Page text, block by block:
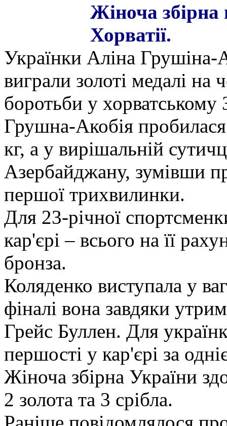
Жіноча
Хорватії.
Українки Аліна Грушіна-
виграли золоті медалі на
боротьби у хорватському
Грушна-Акобія пробилася
кг, а у вирішальній
Азербайджану, зумівши
першої трихвилинки.
Для 23-річної
кар'єрі – всього на її
бронза.
Коляденко виступала у
фіналі вона завдяки
Грейс Буллен. Для
першості у кар'єрі за
Жіноча збірна України
2 золота та 3 срібла.